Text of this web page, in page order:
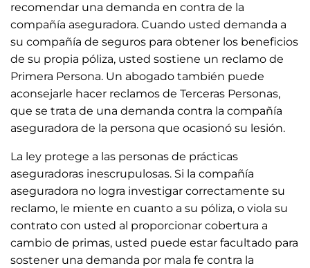
recomendar una demanda en contra de la
compañía aseguradora. Cuando usted demanda a
su compañía de seguros para obtener los beneficios
de su propia póliza, usted sostiene un reclamo de
Primera Persona. Un abogado también puede
aconsejarle hacer reclamos de Terceras Personas,
que se trata de una demanda contra la compañía
aseguradora de la persona que ocasionó su lesión.
La ley protege a las personas de prácticas
aseguradoras inescrupulosas. Si la compañía
aseguradora no logra investigar correctamente su
reclamo, le miente en cuanto a su póliza, o viola su
contrato con usted al proporcionar cobertura a
cambio de primas, usted puede estar facultado para
sostener una demanda por mala fe contra la